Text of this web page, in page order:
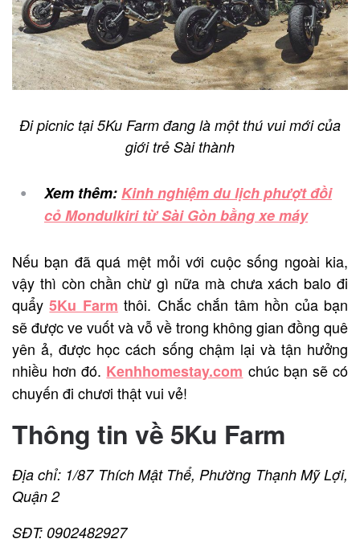
Đi picnic tại 5Ku Farm đang là một thú vui mới của
giới trẻ Sài thành
Xem thêm:Kinh nghiệm du lịch phượt đồi
cỏ Mondulkiri từ Sài Gòn bằng xe máy
Nếu bạn đã quá mệt mỏi với cuộc sống ngoài kia,
vậy thì còn chần chừ gì nữa mà chưa xách balo đi
quẩy5Ku Farm thôi. Chắc chắn tâm hồn của bạn
sẽ được ve vuốt và vỗ về trong không gian đồng quê
yên ả, được học cách sống chậm lại và tận hưởng
nhiều hơn đó. Kenhhomestay.com chúc bạn sẽ có
chuyến đi chươi thật vui vẻ!
Thông tin về 5Ku Farm
Địa chỉ: 1/87 Thích Mật Thể, Phường Thạnh Mỹ Lợi,
Quận 2
SĐT: 0902482927